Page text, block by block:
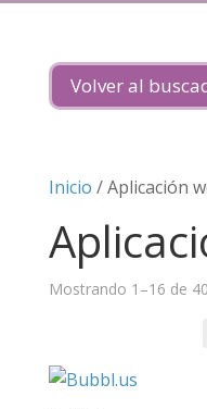
Volver al
Inicio / Aplicación
Mostrando 1–16 de